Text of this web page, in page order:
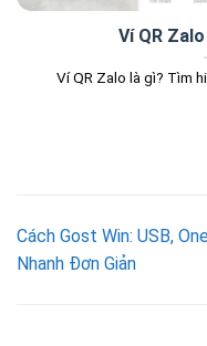
Ví QR
Ví QR Zalo là gì? Tìm
Cách Gost Win: USB,
Nhanh Đơn Giản